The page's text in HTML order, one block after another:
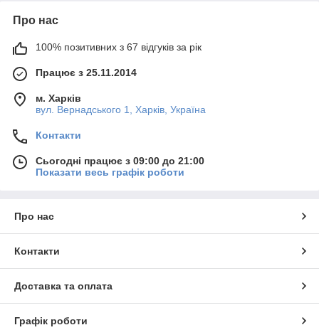
Про нас
100% позитивних з 67 відгуків за рік
Працює з 25.11.2014
м. Харків
вул. Вернадського 1, Харків, Україна
Контакти
Сьогодні працює з 09:00 до 21:00
Показати весь графік роботи
Про нас
Контакти
Доставка та оплата
Графік роботи